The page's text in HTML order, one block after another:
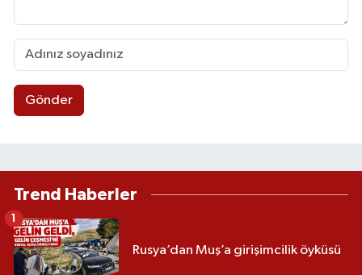
Gönder
Trend Haberler
Rusya’dan Muş’a girişimcilik öyküsü
1